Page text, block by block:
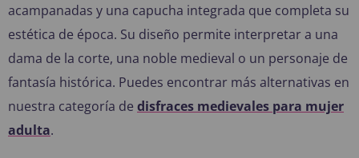
acampanadas y una capucha integrada que completa su
estética de época. Su diseño permite interpretar a una
dama de la corte, una noble medieval o un personaje de
fantasía histórica. Puedes encontrar más alternativas en
nuestra categoría de disfraces medievales para mujer
adulta.